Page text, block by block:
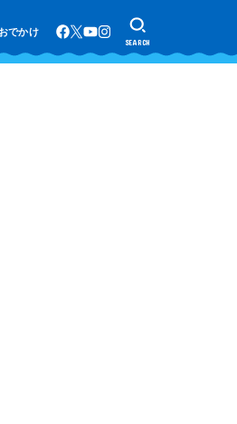
おでかけ
SEARCH